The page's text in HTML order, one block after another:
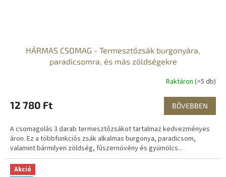
HÁRMAS CSOMAG - Termesztőzsák burgonyára,
paradicsomra, és más zöldségekre
Raktáron (>5 db)
12 780 Ft BŐVEBBEN
A csomagolás 3 darab termesztőzsákot tartalmaz kedvezményes
áron. Ez a többfunkciós zsák alkalmas burgonya, paradicsom,
valamint bármilyen zöldség, fűszernövény és gyümölcs...
Akció